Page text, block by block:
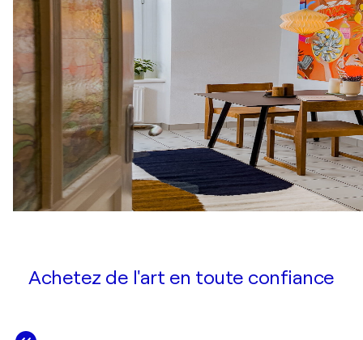
Achetez de l'art en toute confiance